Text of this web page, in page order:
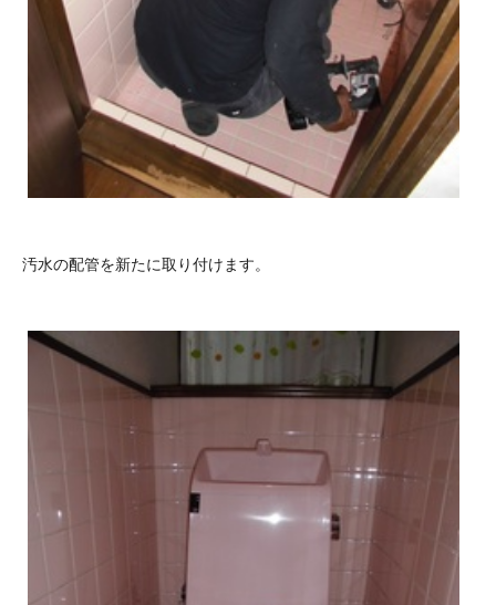
汚水の配管を新たに取り付けます。